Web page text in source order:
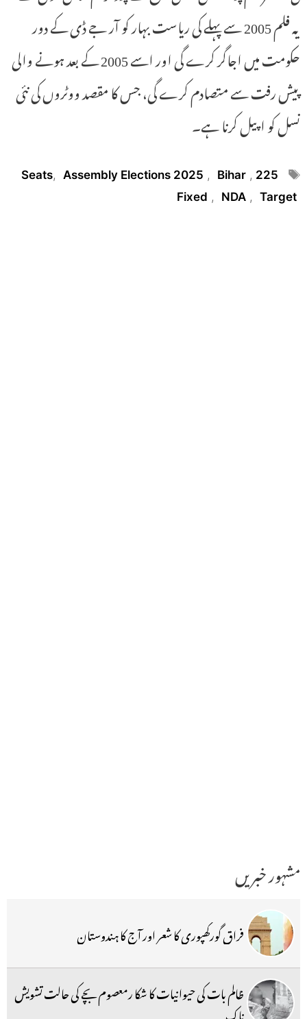
یہ فلم 2005 سے پہلے کی ریاست بہار کو آر جے ڈی کے دور
حکومت میں اجاگر کرے گی اور اسے 2005 کے بعد ہونے والی
پیش رفت سے متصادم کرے گی، جس کا مقصد ووٹروں کی نئی
نسل کو اپیل کرنا ہے۔
Tags
225 Seats
, Assembly Elections 2025 , Bihar ,
Fixed , NDA , Target
مشہور خبریں
فراق گورکھپوری کا شعر اور آج کا ہندوستان
ظالم بات کی حیوانیات کا شکا رمعصوم بچے کی حالت تشویش